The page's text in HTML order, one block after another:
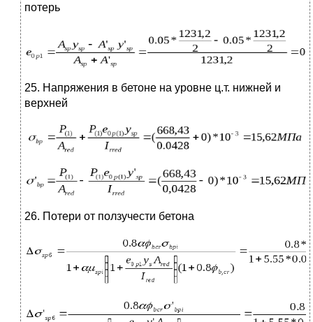
потерь
25. Напряжения в бетоне на уровне ц.т. нижней и
верхней
26. Потери от ползучести бетона